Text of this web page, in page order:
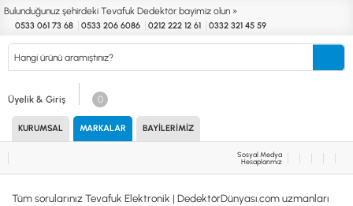
Define
Dedektörleri
Endüstri
Güvenlik
Altın Eleme
Kitleri
XP
NUGGET DEDEKTÖRLERİ
Bulunduğunuz şehirdeki Tevafuk Dedektör bayimiz olun »
0533 061 73 68 0533 206 6086 0212 222 12 61 0332 321 45 59
Üyelik & Giriş 0
KURUMSAL MARKALAR BAYILERIMIZ
Sosyal Medya
Hesaplarımız
Tüm sorularınız Tevafuk Elektronik | DedektörDünyası.com uzmanları